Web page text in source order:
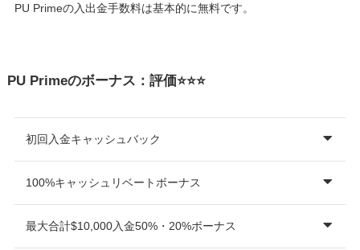
PU Primeの入出金手数料は基本的に無料です。
PU Primeのボーナス：評価⭐️⭐️⭐️
初回入金キャッシュバック
100%キャッシュリベートボーナス
最大合計$10,000入金50%・20%ボーナス